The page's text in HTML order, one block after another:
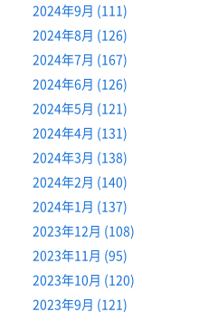
2024年9月 (111)
2024年8月 (126)
2024年7月 (167)
2024年6月 (126)
2024年5月 (121)
2024年4月 (131)
2024年3月 (138)
2024年2月 (140)
2024年1月 (137)
2023年12月 (108)
2023年11月 (95)
2023年10月 (120)
2023年9月 (121)